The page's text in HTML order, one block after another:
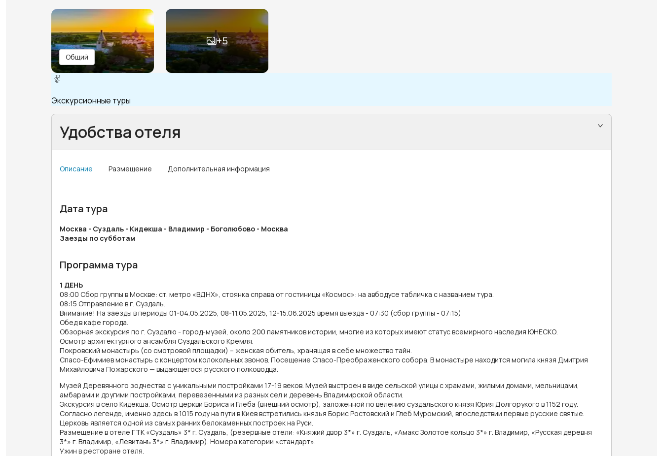
Общий
+5
Экскурсионные туры
Удобства отеля
Описание Размещение Дополнительная информация
Дата тура
Москва - Суздаль - Кидекша - Владимир - Боголюбово - Москва
Заезды по субботам
Программа тура
1 ДЕНЬ
08:00 Сбор группы в Москве: ст. метро «ВДНХ», стоянка справа от гостиницы «Космос»: на авбодусе табличка с названием тура.
08:15 Отправление в г. Суздаль.
Внимание! На заезды в периоды 01-04.05.2025, 08-11.05.2025, 12-15.06.2025 время выезда - 07:30 (сбор группы - 07:15)
Обед в кафе города.
Обзорная экскурсия по г. Суздалю - город-музей, около 200 памятников истории, многие из которых имеют статус всемирного наследия ЮНЕСКО.
Осмотр архитектурного ансамбля Суздальского Кремля.
Покровский монастырь (со смотровой площадки) – женская обитель, хранящая в себе множество тайн.
Спасо-Ефимиев монастырь с концертом колокольных звонов. Посещение Спасо-Преображенского собора. В монастыре находится могила князя Дмитрия
Михайловича Пожарского — выдающегося русского полководца.
Музей Деревянного зодчества с уникальными постройками 17-19 веков. Музей выстроен в виде сельской улицы с храмами, жилыми домами, мельницами,
амбарами и другими постройками, перевезенными из разных сел и деревень Владимирской области.
Экскурсия в село Кидекша. Осмотр церкви Бориса и Глеба (внешний осмотр), заложенной по велению суздальского князя Юрия Долгорукого в 1152 году.
Согласно легенде, именно здесь в 1015 году на пути в Киев встретились князья Борис Ростовский и Глеб Муромский, впоследствии первые русские святые.
Церковь является одной из самых ранних белокаменных построек на Руси.
Размещение в отеле ГТК «Суздаль» 3* г. Суздаль, (резервные отели: «Княжий двор 3*» г. Суздаль, «Амакс Золотое кольцо 3*» г. Владимир, «Русская деревня
3*» г. Владимир, «Левитанъ 3*» г. Владимир). Номера категории «стандарт».
Ужин в ресторане отеля.